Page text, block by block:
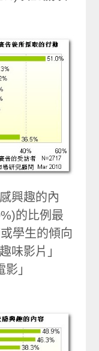
興趣的內
的比例最
學生的傾向
味影片」
」